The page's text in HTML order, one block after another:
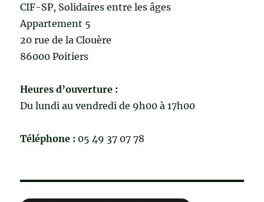
CIF-SP, Solidaires entre les âges
Appartement 5
20 rue de la Clouère
86000 Poitiers
Heures d’ouverture :
Du lundi au vendredi de 9h00 à 17h00
Téléphone : 05 49 37 07 78